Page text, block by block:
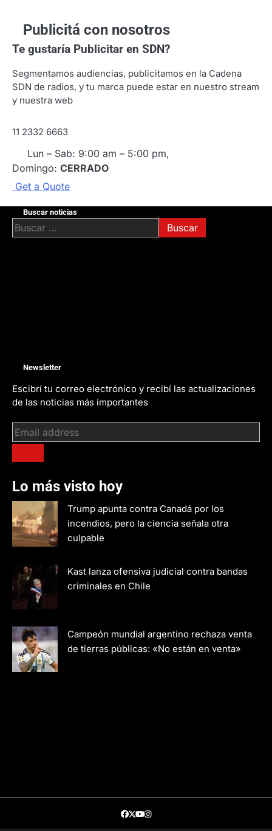
Publicitá con nosotros
Te gustaría Publicitar en SDN?
Segmentamos audiencias, publicitamos en la Cadena
SDN de radios, y tu marca puede estar en nuestro stream
y nuestra web
11 2332 6663
Lun – Sab: 9:00 am – 5:00 pm,
Domingo: CERRADO
Get a Quote
Buscar noticias
Buscar:
Newsletter
Escibrí tu correo electrónico y recibí las actualizaciones
de las noticias más importantes
Lo más visto hoy
Trump apunta contra Canadá por los
incendios, pero la ciencia señala otra
culpable
Kast lanza ofensiva judicial contra bandas
criminales en Chile
Campeón mundial argentino rechaza venta
de tierras públicas: «No están en venta»
Facebook
TwitterYoutube
Instagram